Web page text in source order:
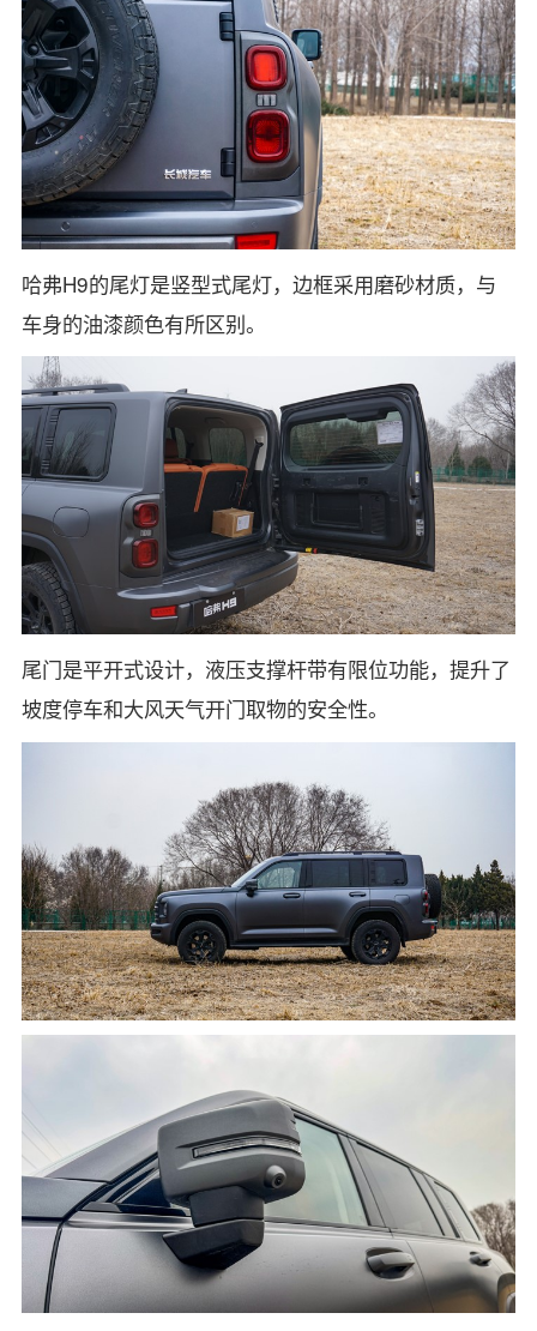
哈弗H9的尾灯是竖型式尾灯，边框采用磨砂材质，与
车身的油漆颜色有所区别。
尾门是平开式设计，液压支撑杆带有限位功能，提升了
坡度停车和大风天气开门取物的安全性。